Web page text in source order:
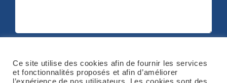
Ce site utilise des cookies afin de fournir les services
et fonctionnalités proposés et afin d’améliorer